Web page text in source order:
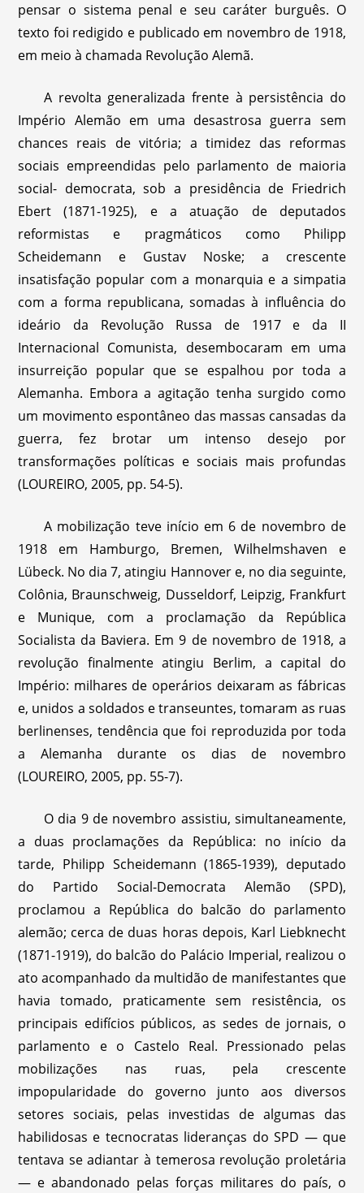
pensar o sistema penal e seu caráter burguês. O
texto foi redigido e publicado em novembro de 1918,
em meio à chamada Revolução Alemã.
A revolta generalizada frente à persistência do
Império Alemão em uma desastrosa guerra sem
chances reais de vitória; a timidez das reformas
sociais empreendidas pelo parlamento de maioria
social- democrata, sob a presidência de Friedrich
Ebert (1871-1925), e a atuação de deputados
reformistas e pragmáticos como Philipp
Scheidemann e Gustav Noske; a crescente
insatisfação popular com a monarquia e a simpatia
com a forma republicana, somadas à influência do
ideário da Revolução Russa de 1917 e da II
Internacional Comunista, desembocaram em uma
insurreição popular que se espalhou por toda a
Alemanha. Embora a agitação tenha surgido como
um movimento espontâneo das massas cansadas da
guerra, fez brotar um intenso desejo por
transformações políticas e sociais mais profundas
(LOUREIRO, 2005, pp. 54-5).
A mobilização teve início em 6 de novembro de
1918 em Hamburgo, Bremen, Wilhelmshaven e
Lübeck. No dia 7, atingiu Hannover e, no dia seguinte,
Colônia, Braunschweig, Dusseldorf, Leipzig, Frankfurt
e Munique, com a proclamação da República
Socialista da Baviera. Em 9 de novembro de 1918, a
revolução finalmente atingiu Berlim, a capital do
Império: milhares de operários deixaram as fábricas
e, unidos a soldados e transeuntes, tomaram as ruas
berlinenses, tendência que foi reproduzida por toda
a Alemanha durante os dias de novembro
(LOUREIRO, 2005, pp. 55-7).
O dia 9 de novembro assistiu, simultaneamente,
a duas proclamações da República: no início da
tarde, Philipp Scheidemann (1865-1939), deputado
do Partido Social-Democrata Alemão (SPD),
proclamou a República do balcão do parlamento
alemão; cerca de duas horas depois, Karl Liebknecht
(1871-1919), do balcão do Palácio Imperial, realizou o
ato acompanhado da multidão de manifestantes que
havia tomado, praticamente sem resistência, os
principais edifícios públicos, as sedes de jornais, o
parlamento e o Castelo Real. Pressionado pelas
mobilizações nas ruas, pela crescente
impopularidade do governo junto aos diversos
setores sociais, pelas investidas de algumas das
habilidosas e tecnocratas lideranças do SPD — que
tentava se adiantar à temerosa revolução proletária
— e abandonado pelas forças militares do país, o